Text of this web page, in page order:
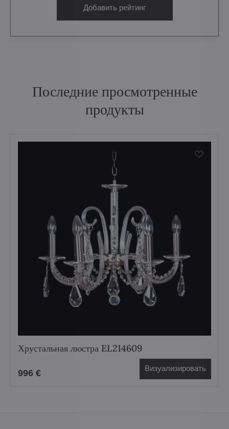
Добавить рейтинг
Последние просмотренные
продукты
Хрустальная люстра EL214609
996 € Визуализировать